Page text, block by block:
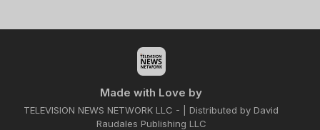
Made with Love by
TELEVISION NEWS NETWORK LLC - | Distributed by David
Raudales Publishing LLC